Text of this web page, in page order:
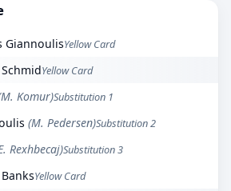
GiannoulisYellow Card
Yellow Card
Komur)Substitution 1
(M. Pedersen)Substitution 2
Rexhbecaj)Substitution 3
Yellow Card